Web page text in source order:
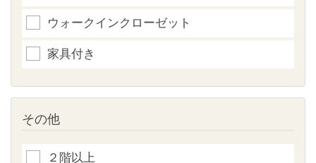
ウォークインクローゼット
家具付き
その他
２階以上